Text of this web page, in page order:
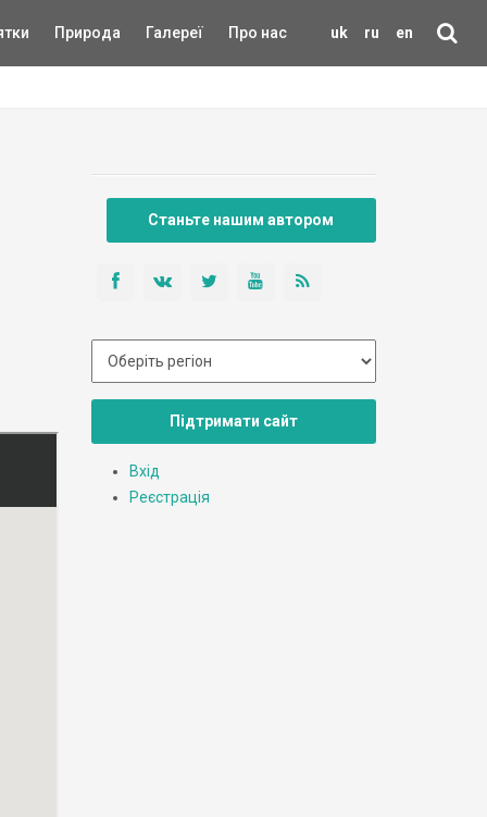
uk ru en
Природа Галереї Про нас
Станьте нашим автором
Підтримати сайт
Вхід
Реєстрація